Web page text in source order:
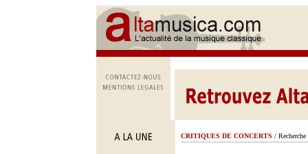
CRITIQUES DE CONCERTS / Recherche